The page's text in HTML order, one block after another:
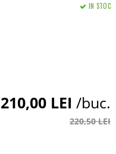
IN STOC
210,00 LEI /buc.
220,50 LEI